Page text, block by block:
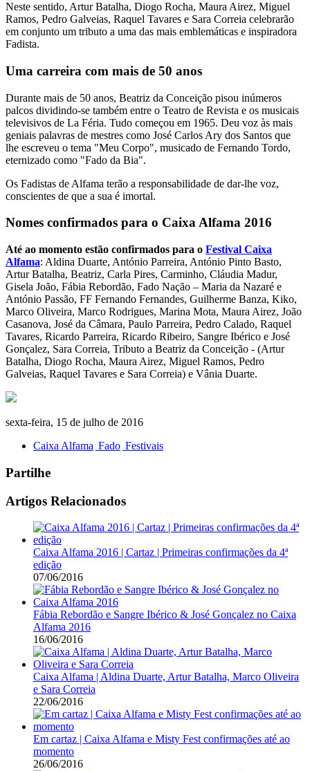
Neste sentido, Artur Batalha, Diogo Rocha, Maura Airez, Miguel
Ramos, Pedro Galveias, Raquel Tavares e Sara Correia celebrarão
em conjunto um tributo a uma das mais emblemáticas e inspiradora
Fadista.
Uma carreira com mais de 50 anos
Durante mais de 50 anos, Beatriz da Conceição pisou inúmeros
palcos dividindo-se também entre o Teatro de Revista e os musicais
televisivos de La Féria. Tudo começou em 1965. Deu voz às mais
geniais palavras de mestres como José Carlos Ary dos Santos que
lhe escreveu o tema "Meu Corpo", musicado de Fernando Tordo,
eternizado como "Fado da Bia".
Os Fadistas de Alfama terão a responsabilidade de dar-lhe voz,
conscientes de que a sua é imortal.
Nomes confirmados para o Caixa Alfama 2016
Até ao momento estão confirmados para o Festival Caixa
Alfama: Aldina Duarte, António Parreira, António Pinto Basto,
Artur Batalha, Beatriz, Carla Pires, Carminho, Cláudia Madur,
Gisela João, Fábia Rebordão, Fado Nação – Maria da Nazaré e
António Passão, FF Fernando Fernandes, Guilherme Banza, Kiko,
Marco Oliveira, Marco Rodrigues, Marina Mota, Maura Airez, João
Casanova, José da Câmara, Paulo Parreira, Pedro Calado, Raquel
Tavares, Ricardo Parreira, Ricardo Ribeiro, Sangre Ibérico e José
Gonçalez, Sara Correia, Tributo a Beatriz da Conceição - (Artur
Batalha, Diogo Rocha, Maura Airez, Miguel Ramos, Pedro
Galveias, Raquel Tavares e Sara Correia) e Vânia Duarte.
sexta-feira, 15 de julho de 2016
Caixa Alfama Fado Festivais
Partilhe
Artigos Relacionados
Caixa Alfama 2016 | Cartaz | Primeiras confirmações da 4ª
edição
07/06/2016
Fábia Rebordão e Sangre Ibérico & José Gonçalez no Caixa
Alfama 2016
16/06/2016
Caixa Alfama | Aldina Duarte, Artur Batalha, Marco Oliveira
e Sara Correia
22/06/2016
Em cartaz | Caixa Alfama e Misty Fest confirmações até ao
momento
26/06/2016